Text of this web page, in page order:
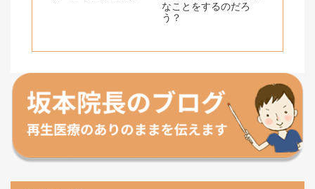
なことをするのだろ
う？